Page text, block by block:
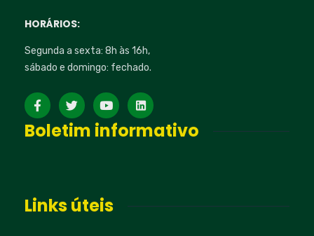
HORÁRIOS:
Segunda a sexta: 8h às 16h,
sábado e domingo: fechado.
Boletim informativo
Links úteis